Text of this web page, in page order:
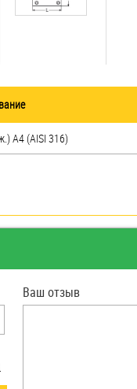
A4 (AISI 316)
Ваш отзыв